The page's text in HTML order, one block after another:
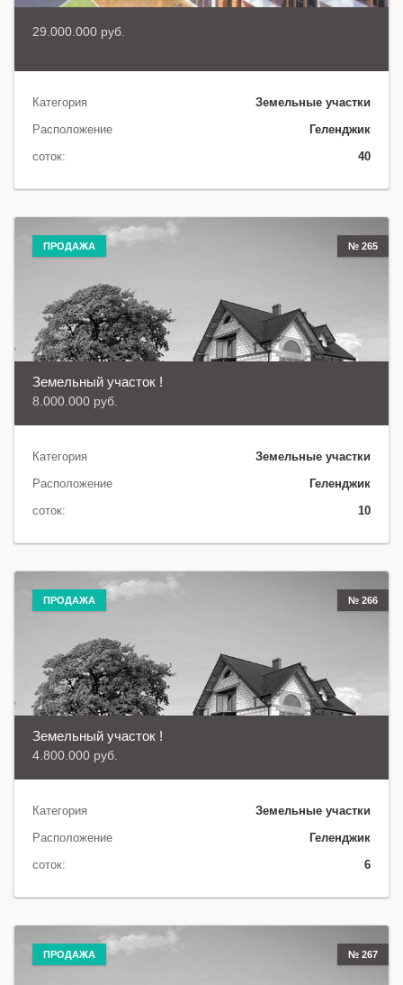
29.000.000 руб.
Категория
Земельные участки
Расположение
Геленджик
соток:
40
ПРОДАЖА № 265
Земельный участок !
8.000.000 руб.
Категория
Земельные участки
Расположение
Геленджик
соток:
10
ПРОДАЖА № 266
Земельный участок !
4.800.000 руб.
Категория
Земельные участки
Расположение
Геленджик
соток:
6
ПРОДАЖА № 267